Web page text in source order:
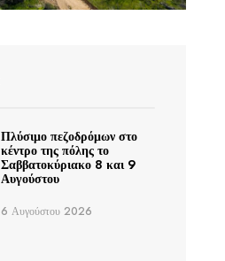
Πλύσιμο πεζοδρόμων στο
κέντρο της πόλης το
Σαββατοκύριακο 8 και 9
Αυγούστου
6 Αυγούστου 2026